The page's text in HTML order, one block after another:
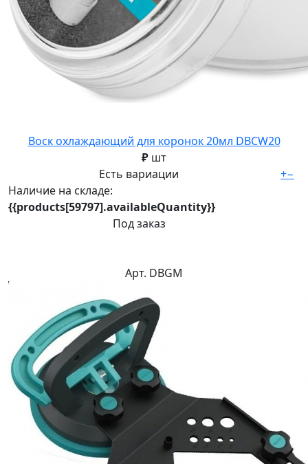
Воск охлаждающий для коронок 20мл DBCW20
₽ шт
Есть вариации
Наличие на складе:
{{products[59797].availableQuantity}}
Под заказ
+−
Арт. DBGM